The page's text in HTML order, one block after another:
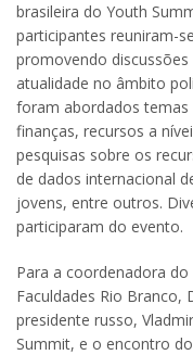
brasileira do Youth
participantes reuniram-
promovendo
atualidade no âmbito
foram abordados
finanças, recursos a
pesquisas sobre os
de dados internacional
jovens, entre outros.
participaram do evento.
Para a coordenadora
Faculdades Rio Branco,
presidente russo,
Summit, e o encontro